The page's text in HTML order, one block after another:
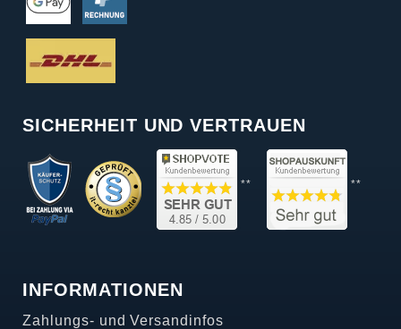
SICHERHEIT UND VERTRAUEN
** **
INFORMATIONEN
Zahlungs- und Versandinfos